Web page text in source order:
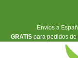
Envíos a
​GRATIS para pedidos de